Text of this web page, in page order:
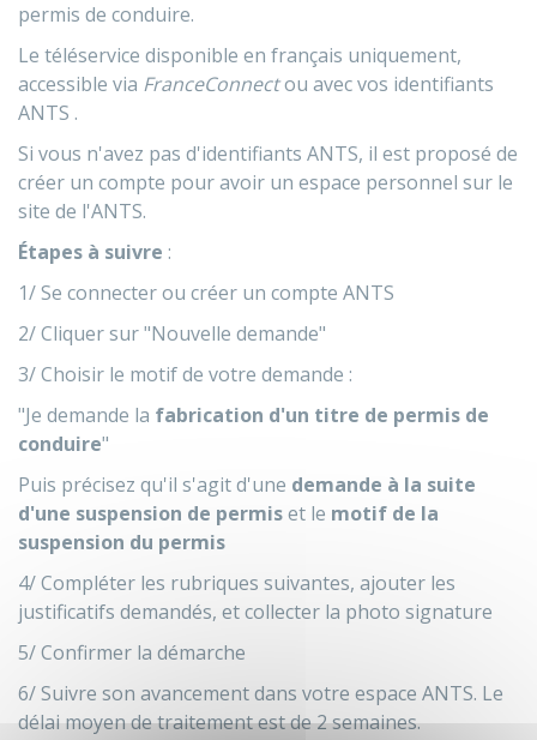
permis de conduire.
Le téléservice disponible en français uniquement,
accessible via FranceConnectou avec vos identifiants
ANTS .
Si vous n'avez pas d'identifiants ANTS, il est proposé de
créer un compte pour avoir un espace personnel sur le
site de l'ANTS.
Étapes à suivre :
1/ Se connecter ou créer un compte ANTS
2/ Cliquer sur "Nouvelle demande"
3/ Choisir le motif de votre demande :
"Je demande la fabrication d'un titre de permis de
conduire"
Puis précisez qu'il s'agit d'une demande à la suite
d'une suspension de permiset le motif de la
suspension du permis
4/ Compléter les rubriques suivantes, ajouter les
justificatifs demandés, et collecter la photo signature
5/ Confirmer la démarche
6/ Suivre son avancement dans votre espace ANTS. Le
délai moyen de traitement est de 2 semaines.